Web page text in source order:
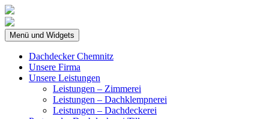
Springe
zum
Inhalt
Menü und Widgets
Dachdecker Chemnitz
Unsere Firma
Unsere Leistungen
Leistungen – Zimmerei
Leistungen – Dachklempnerei
Leistungen – Dachdeckerei